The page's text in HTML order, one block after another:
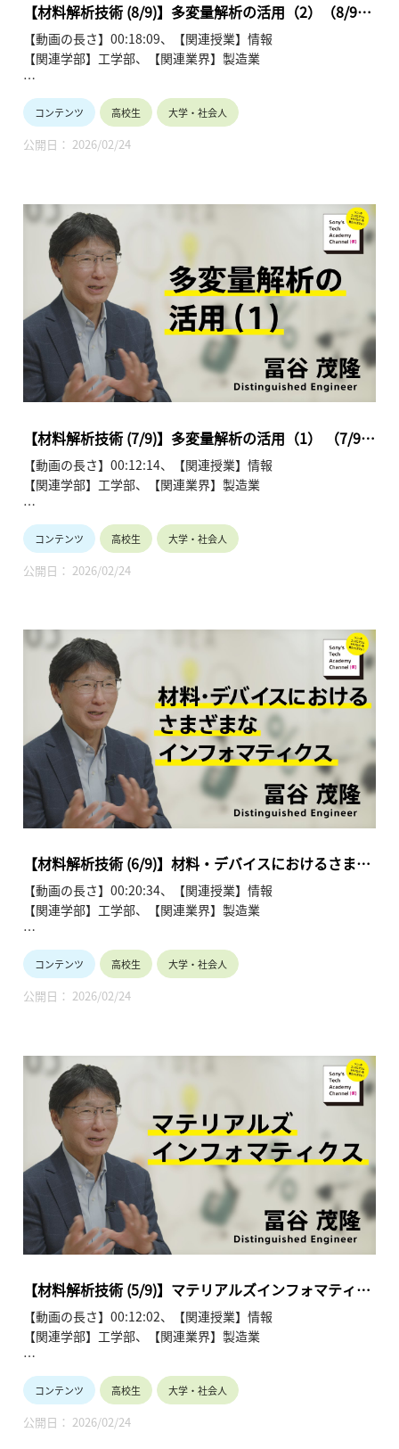
第6回「材料・デバイスにおけるさまざまなインフォマティク
ス」
第7回「多変量解析の活用 (1)」
第8回「多変量解析の活用 (2)」
第9回「材料解析技術の今後」
【材料解析技術 (8/9)】多変量解析の活用（2）（8/9）
冨谷 茂隆
【動画の長さ】00:18:09、【関連授業】情報
【関連学部】工学部、【関連業界】製造業
Sony’s Tech Academy Channelでは、ソニーのエンジニアが、
私たちの生活の中で活用されているテクノロジーについて、基
礎から最新情報までわかりやすくお伝えします。
●材料解析技術を学ぶ~冨谷 茂隆 【Sony’s Tech Academy
Channel】
https://www.youtube.com/playlist?
list=PLT57hSt26YAzw8ABHzx4-RtBZIgz9cJZw
第1回「材料・デバイス開発における材料解析の役割」
第2回「材料の構造や組成を調べるには？」
第3回「異なる材料の界面を調べるには？」
第4回「結晶配向と分子配向を調べるには？」
第6回「材料・デバイスにおけるさまざまなインフォマティク
ス」
第7回「多変量解析の活用 (1)」
第8回「多変量解析の活用 (2)」
第9回「材料解析技術の今後」
コンテンツ 高校生 大学・社会人
公開日： 2026/02/24
【材料解析技術 (7/9)】多変量解析の活用（1） （7/9）
冨谷 茂隆
【動画の長さ】00:12:14、【関連授業】情報
【関連学部】工学部、【関連業界】製造業
Sony’s Tech Academy Channelでは、ソニーのエンジニアが、
私たちの生活の中で活用されているテクノロジーについて、基
礎から最新情報までわかりやすくお伝えします。
●材料解析技術を学ぶ~冨谷 茂隆 【Sony’s Tech Academy
Channel】
https://www.youtube.com/playlist?
list=PLT57hSt26YAzw8ABHzx4-RtBZIgz9cJZw
第1回「材料・デバイス開発における材料解析の役割」
第2回「材料の構造や組成を調べるには？」
第3回「異なる材料の界面を調べるには？」
第4回「結晶配向と分子配向を調べるには？」
第6回「材料・デバイスにおけるさまざまなインフォマティク
ス」
第7回「多変量解析の活用 (1)」
第8回「多変量解析の活用 (2)」
第9回「材料解析技術の今後」
コンテンツ 高校生 大学・社会人
公開日： 2026/02/24
【材料解析技術 (6/9)】材料・デバイスにおけるさまざ
まなインフォマティクス（6/9）冨谷 茂隆
【動画の長さ】00:20:34、【関連授業】情報
【関連学部】工学部、【関連業界】製造業
Sony’s Tech Academy Channelでは、ソニーのエンジニアが、
私たちの生活の中で活用されているテクノロジーについて、基
礎から最新情報までわかりやすくお伝えします。
●材料解析技術を学ぶ~冨谷 茂隆 【Sony’s Tech Academy
Channel】
https://www.youtube.com/playlist?
list=PLT57hSt26YAzw8ABHzx4-RtBZIgz9cJZw
第1回「材料・デバイス開発における材料解析の役割」
第2回「材料の構造や組成を調べるには？」
第3回「異なる材料の界面を調べるには？」
第4回「結晶配向と分子配向を調べるには？」
第6回「材料・デバイスにおけるさまざまなインフォマティク
ス」
第7回「多変量解析の活用 (1)」
第8回「多変量解析の活用 (2)」
第9回「材料解析技術の今後」
コンテンツ 高校生 大学・社会人
公開日： 2026/02/24
【材料解析技術 (5/9)】マテリアルズインフォマティク
ス（5/9）冨谷 茂隆
【動画の長さ】00:12:02、【関連授業】情報
【関連学部】工学部、【関連業界】製造業
Sony’s Tech Academy Channelでは、ソニーのエンジニアが、
私たちの生活の中で活用されているテクノロジーについて、基
礎から最新情報までわかりやすくお伝えします。
コンテンツ 高校生 大学・社会人
公開日： 2026/02/24